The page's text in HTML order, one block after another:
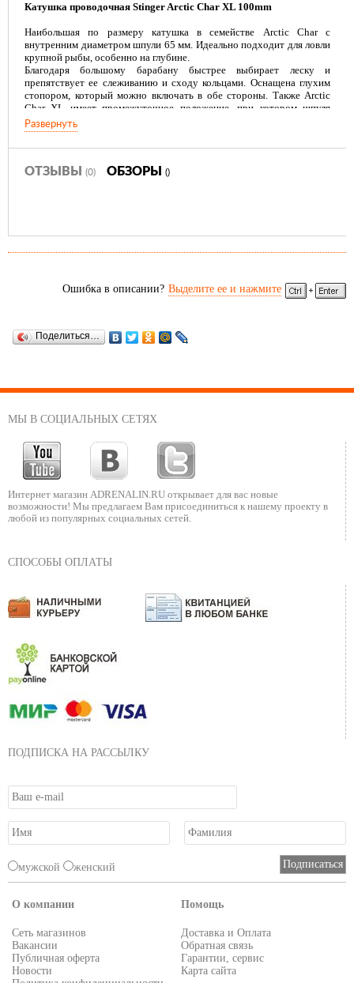
Катушка проводочная Stinger Arctic Char XL 100mm
Наибольшая по размеру катушка в семействе Arctic Char с
внутренним диаметром шпули 65 мм. Идеально подходит для ловли
крупной рыбы, особенно на глубине.
Благодаря большому барабану быстрее выбирает леску и
препятствует ее слеживанию и сходу кольцами. Оснащена глухим
стопором, который можно включать в обе стороны. Также Arctic
Char XL имеет промежуточное положение, при котором шпуля
вращается в обе стороны. При ловле в таком положении можно
использовать дисковый фрикцион, который быстро настраивается
гайкой-звездочкой.
поликарбоната Bayer Makrolon® 2805 c техническими
Развернуть
ОТЗЫВЫ (0) ОБЗОРЫ ()
Ошибка в описании? Выделите ее и нажмите
Поделиться…
МЫ В СОЦИАЛЬНЫХ СЕТЯХ
Интернет магазин ADRENALIN.RU открывает для вас новые
возможности! Мы предлагаем Вам присоединиться к нашему проекту в
любой из популярных социальных сетей.
СПОСОБЫ ОПЛАТЫ
ПОДПИСКА НА РАССЫЛКУ
мужской женский
О компании
Сеть магазинов
Вакансии
Публичная оферта
Новости
Помощь
Доставка и Оплата
Обратная связь
Гарантии, сервис
Карта сайта